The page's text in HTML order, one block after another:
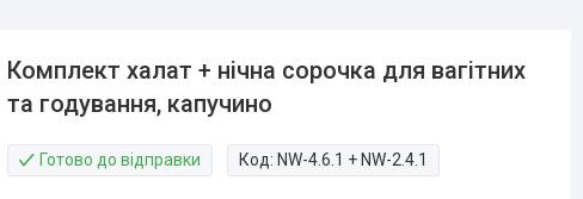
Комплект халат + нічна сорочка для вагітних
та годування, капучино
Готово до відправки Код: NW-4.6.1 + NW-2.4.1